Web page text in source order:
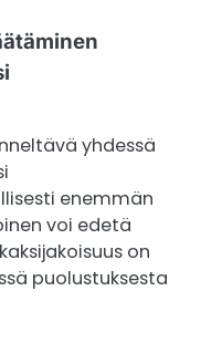
yhdessä
enemmän
voi edetä
on
puolustuksesta